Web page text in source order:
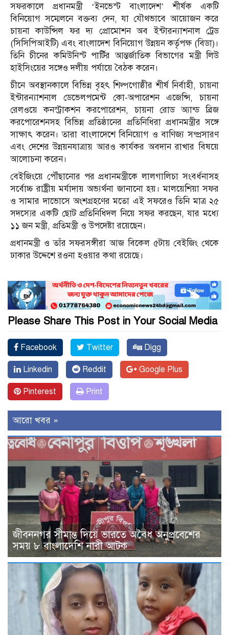
সফরকালে প্রধানমন্ত্রী ‘ইনভেস্ট বাংলাদেশ’ শীর্ষক একটি
বিনিয়োগ সম্মেলনে বক্তব্য দেন, যা যৌথভাবে আয়োজন করে
চায়না কাউন্সিল ফর দ্য প্রোমোশন অব ইন্টারন্যাশনাল ট্রেড
(সিসিপিআইটি) এবং বাংলাদেশ বিনিয়োগ উন্নয়ন কর্তৃপক্ষ (বিডা)।
তিনি চীনের কমিউনিস্ট পার্টির আন্তর্জাতিক বিভাগের মন্ত্রী লিউ
হাইসিংয়ের সঙ্গেও দলীয় পর্যায়ে বৈঠক করেন।
চীনে অবস্থানকালে বিভিন্ন বৃহৎ শিল্পগোষ্ঠীর শীর্ষ নির্বাহী, চায়না
ইন্টারন্যাশনাল ডেভেলপমেন্ট কো-অপারেশন এজেন্সি, চায়না
রেলওয়ে কনস্ট্রাকশন করপোরেশন, চায়না রোড অ্যান্ড ব্রিজ
করপোরেশনসহ বিভিন্ন প্রতিষ্ঠানের প্রতিনিধিরা প্রধানমন্ত্রীর সঙ্গে
সাক্ষাৎ করেন। তারা বাংলাদেশে বিনিয়োগ ও বাণিজ্য সম্প্রসারণ
এবং দেশের উন্নয়নযাত্রায় আরও কার্যকর অবদান রাখার বিষয়ে
আলোচনা করেন।
বেইজিংয়ে পৌঁছানোর পর প্রধানমন্ত্রীকে লালগালিচা সংবর্ধনাসহ
সর্বোচ্চ রাষ্ট্রীয় মর্যাদায় অভ্যর্থনা জানানো হয়। মালয়েশিয়া সফর
ও সামার দাভোসে অংশগ্রহণের মতো এই সফরেও তিনি মাত্র ২৫
সদস্যের একটি ছোট প্রতিনিধিদল নিয়ে সফর করছেন, যার মধ্যে
১১ জন মন্ত্রী, প্রতিমন্ত্রী ও উপদেষ্টা রয়েছেন।
প্রধানমন্ত্রী ও তাঁর সফরসঙ্গীরা আজ বিকেল ৫টায় বেইজিং থেকে
ঢাকার উদ্দেশে রওনা হওয়ার কথা রয়েছে।
Please Share This Post in Your Social Media
Facebook Twitter Digg
Linkedin Reddit Google Plus
Pinterest Print
আরো খবর »
জীবননগর সীমান্ত দিয়ে ভারতে অবৈধ অনুপ্রবেশের
সময় ৮ বাংলাদেশি নারী আটক